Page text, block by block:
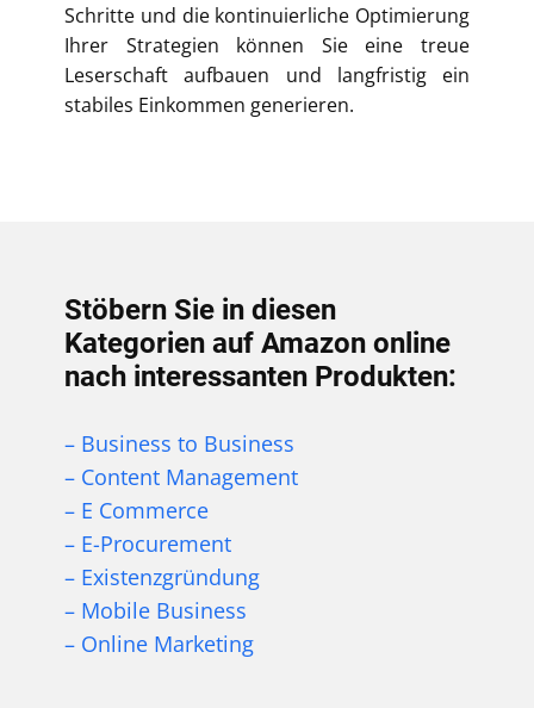
Schritte und die kontinuierliche Optimierung
Ihrer Strategien können Sie eine treue
Leserschaft aufbauen und langfristig ein
stabiles Einkommen generieren.
Stöbern Sie in diesen
Kategorien auf Amazon online
nach interessanten Produkten:
– Business to Business
– Content Management
– E Commerce
– E-Procurement
– Existenzgründung
– Mobile Business
– Online Marketing